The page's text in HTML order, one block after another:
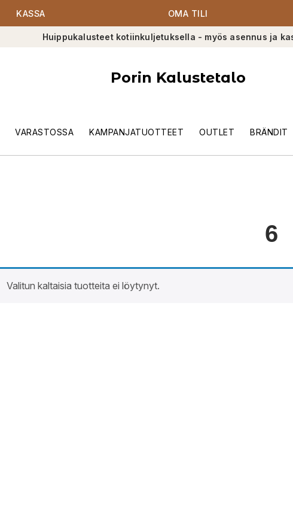
KASSA OMA TILI
Huippukalusteet kotiinkuljetuksella - myös asennus ja
Porin Kalustetalo
VARASTOSSA KAMPANJATUOTTEET OUTLET BRÄNDIT
6
Valitun kaltaisia tuotteita ei löytynyt.